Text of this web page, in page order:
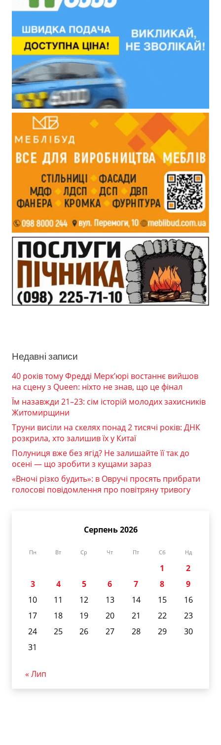
Недавні записи
40 років тому Фредді Мерк’юрі востаннє вийшов
на сцену з Queen: ніхто не знав, що це фінал
Їм назавжди 21–23: сім історій молодих захисників
Житомирщини
Труни висіли на скелях понад 2 тисячі років: ДНК
розкрила, хто залишив їх у Китаї
Полуниця вже без ягід? Не залишайте її так до
осені — що зробити з кущами зараз
«Вночі різко будить»: в Овручі просять прибрати
голосові повідомлення про повітряну тривогу
Серпень 2026
Пн Вт Ср Чт Пт Сб Нд
1
2
3
4 5 6 7 8
9
10
11 12 13 14 15
16
17
18 19 20 21 22
23
24
25 26 27 28 29
30
31
« Лип